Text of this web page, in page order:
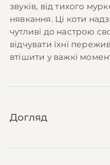
звуків, від тихого
нявкання. Ці коти
чутливі до настрою
відчувати їхні
втішити у важкі
Догляд